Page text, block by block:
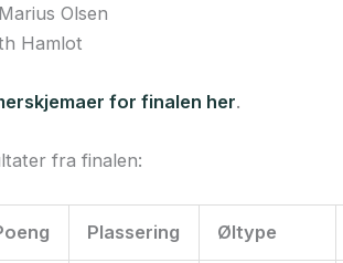
Olsen
Hamlot
for finalen her.
fra finalen:
Plassering Øltype